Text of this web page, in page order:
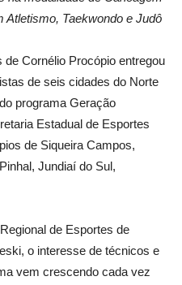
Atletismo, Taekwondo e Judô
Cornélio Procópio entregou
de seis cidades do Norte
programa Geração
Estadual de Esportes
de Siqueira Campos,
Jundiaí do Sul,
de Esportes de
o interesse de técnicos e
vem crescendo cada vez